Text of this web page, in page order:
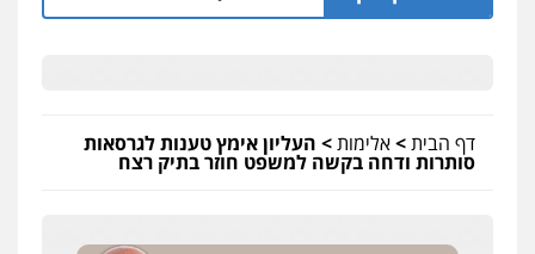
דף הבית>אלימות> העליון אימץ טענות לגרסאות
סותרות ודחה בקשה למשפט חוזר בתיק רצח